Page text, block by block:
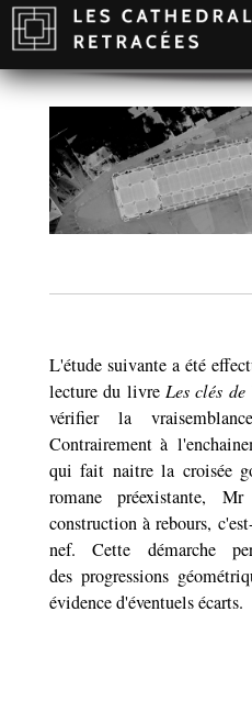
L'étude suivante a été
lecture du livre Les clés de
vérifier la
Contrairement à
qui fait naitre la croisée
romane préexistante,
construction à rebours,
nef. Cette démarche
des progressions
évidence d'éventuels écarts.